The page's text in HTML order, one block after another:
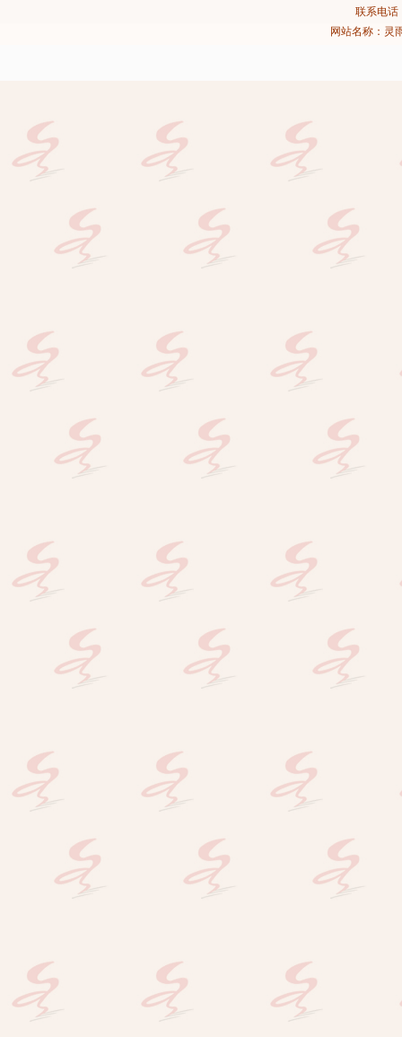
联系电话
网站名称：灵